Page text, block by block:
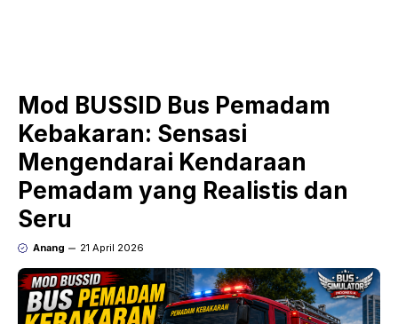
Mod BUSSID Bus Pemadam
Kebakaran: Sensasi
Mengendarai Kendaraan
Pemadam yang Realistis dan
Seru
Anang 21 April 2026